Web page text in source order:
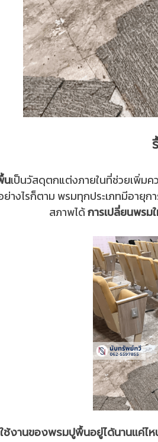
นเป็นวัสดุตกแต่งภายในที่ช่วยเพิ่มค
ย่างไรก็ตาม พรมทุกประเภทมีอายุ
สภาพได้การเปลี่ยนพรม
ช้งานของพรมปูพื้นอยู่ได้นานแค่ไ